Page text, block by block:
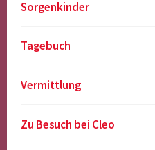
Sorgenkinder
Tagebuch
Vermittlung
Zu Besuch bei Cleo